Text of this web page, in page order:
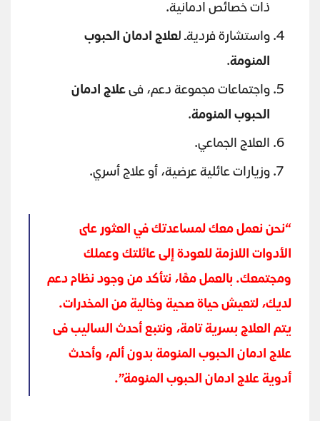
ذات خصائص ادمانية.
واستشارة فرديةـ لعلاج ادمان الحبوب
المنومة.
واجتماعات مجموعة دعم، فىعلاج ادمان
الحبوب المنومة.
العلاج الجماعي.
وزيارات عائلية عرضية، أو علاج أسري.
“نحن نعمل معك لمساعدتك في العثور على
الأدوات اللازمة للعودة إلى عائلتك وعملك
ومجتمعك. بالعمل معًا، نتأكد من وجود نظام دعم
لديك، لتعيش حياة صحية وخالية من المخدرات.
يتم العلاج بسرية تامة، ونتبع أحدث الساليب فى
علاج ادمان الحبوب المنومة بدون ألم، وأحدث
أدوية علاج ادمان الحبوب المنومة”.